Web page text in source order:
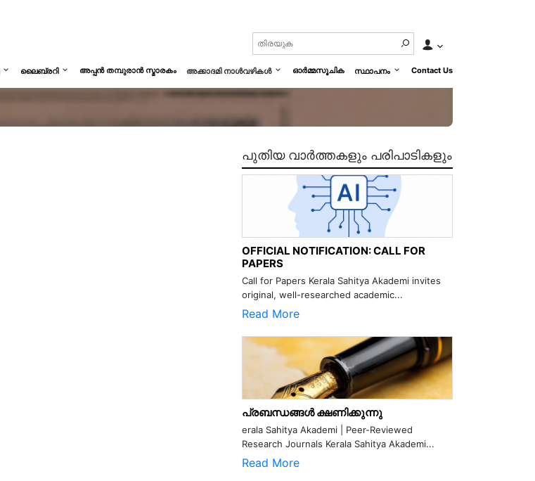
ലൈബ്രറി അപ്പൻ തമ്പുരാൻ സ്മാരകം അക്കാദമി നാൾവഴികൾ ഓർമ്മസൂചിക സ്ഥാപനം Contact Us
പുതിയ വാർത്തകളും പരിപാടികളും
OFFICIAL NOTIFICATION: CALL FOR
PAPERS
Call for Papers Kerala Sahitya Akademi invites
original, well-researched academic...
Read More
പ്രബന്ധങ്ങൾ ക്ഷണിക്കുന്നു
erala Sahitya Akademi | Peer-Reviewed
Research Journals Kerala Sahitya Akademi...
Read More